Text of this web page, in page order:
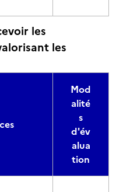
les
les
Mod
alité
s
d'év
alua
tion